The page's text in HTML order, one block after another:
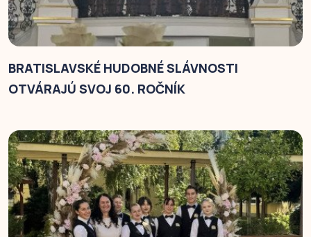
BRATISLAVSKÉ HUDOBNÉ SLÁVNOSTI
OTVÁRAJÚ SVOJ 60. ROČNÍK